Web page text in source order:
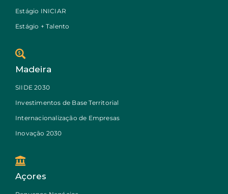
Estágio INICIAR
Estágio + Talento
Madeira
SIIDE 2030
Investimentos de Base Territorial
Internacionalização de Empresas
Inovação 2030
Açores